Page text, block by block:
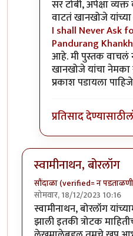
In reply toखानखोजे
सर टोबी, अपेक्षा
वाटतं खानखोजे
I shall Never Ask
Pandurang
आहे. मी पुस्तक वाचलं
खानखोजे यांचा
प्रकाश पडायला
प्रतिसाद देण्यासाठी
स्वामीनाथन, बोरलॉग
सौंदाळा (verified= न
सोमवार, 18/12/2023 10:16
स्वामीनाथन, बोरलॉग
झाली इतकी त्रोटक